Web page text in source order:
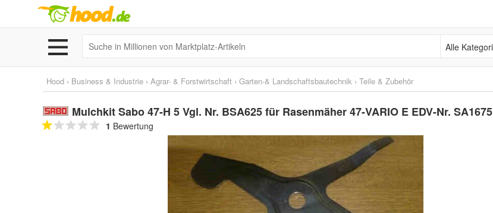
Alle Kategorien
Hood › Business & Industrie › Agrar- & Forstwirtschaft › Garten-& Landschaftsbautechnik › Teile & Zubehör
Mulchkit Sabo 47-H 5 Vgl. Nr. BSA625 für Rasenmäher 47-VARIO E EDV-Nr. SA1675
1 Bewertung